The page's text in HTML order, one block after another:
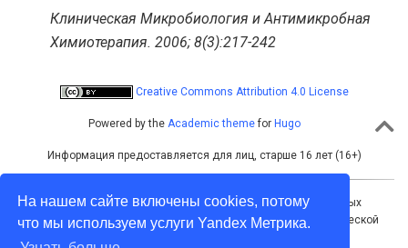
На нашем сайте включены cookies, потому
что мы используем услуги Yandex Метрика.
Клиническая Микробиология и Антимикробная
Химиотерапия. 2006; 8(3):217-242
Creative Commons Attribution 4.0 License
Powered by the Academic themefor Hugo
Информация предоставляется для лиц, старше 16 лет (16+)
Учредитель: Межрегиональная ассоциация общественных
объединений «Межрегиональная ассоциация по клинической